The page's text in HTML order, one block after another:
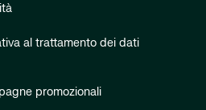
al trattamento dei dati
promozionali